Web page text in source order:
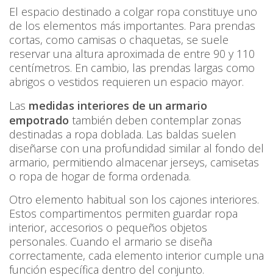
El espacio destinado a colgar ropa constituye uno
de los elementos más importantes. Para prendas
cortas, como camisas o chaquetas, se suele
reservar una altura aproximada de entre 90 y 110
centímetros. En cambio, las prendas largas como
abrigos o vestidos requieren un espacio mayor.
Las medidas interiores de un armario
empotrado también deben contemplar zonas
destinadas a ropa doblada. Las baldas suelen
diseñarse con una profundidad similar al fondo del
armario, permitiendo almacenar jerseys, camisetas
o ropa de hogar de forma ordenada.
Otro elemento habitual son los cajones interiores.
Estos compartimentos permiten guardar ropa
interior, accesorios o pequeños objetos
personales. Cuando el armario se diseña
correctamente, cada elemento interior cumple una
función específica dentro del conjunto.